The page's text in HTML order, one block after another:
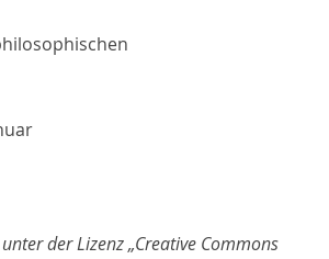
der Lizenz „Creative Commons